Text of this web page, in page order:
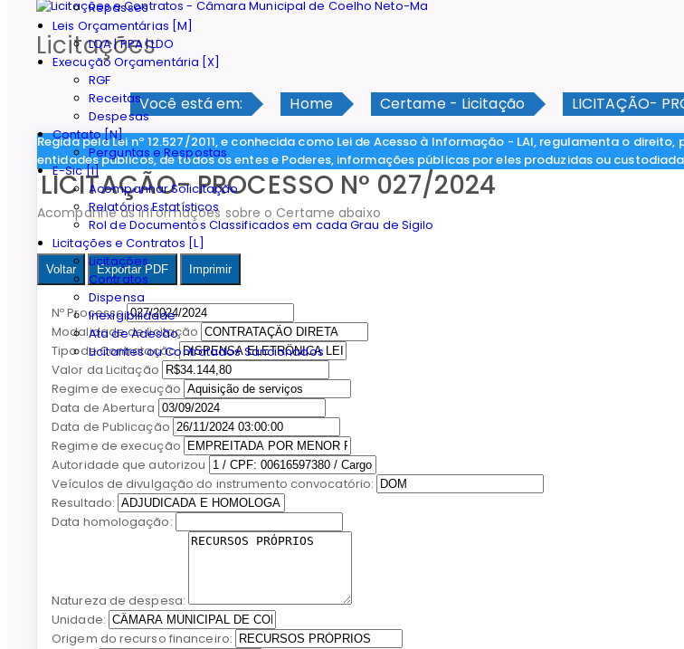
Repasses
Leis Orçamentárias [M]
LOA | PPA | LDO
Execução Orçamentária [X]
RGF
Receitas
Despesas
Contato [N]
Perguntas e Respostas
E-Sic [I]
Acompanhar Solicitação
Relatórios Estatísticos
Rol de Documentos Classificados em cada Grau de Sigilo
Licitações e Contratos [L]
Licitações
Contratos
Dispensa
Inexigibilidade
Ata de Adesão
Licitantes ou Contratados Sancionados
Licitações
Você está em: Home Certame - Licitação LICITAÇÃO-
Regida pela Lei nº 12.527/2011, e conhecida como Lei de Acesso à Informação - LAI, regulamenta o
entidades públicos, de todos os entes e Poderes, informações públicas por eles produzidas ou
LICITAÇÃO- PROCESSO N° 027/2024
Acompanhe as informações sobre o Certame abaixo
Voltar Exportar PDF Imprimir
Nº Processo
Modalidade de licitação
Tipo de Contratação
Valor da Licitação
Regime de execução
Data de Abertura
Data de Publicação
Regime de execução
Autoridade que autorizou
Veículos de divulgação do instrumento convocatório:
Resultado:
Data homologação:
Natureza de despesa:
Unidade:
Origem do recurso financeiro: